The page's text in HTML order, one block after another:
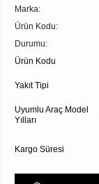
Marka:
Ürün Kodu:
Durumu:
Ürün Kodu
Yakıt Tipi
Uyumlu Araç Model
Yılları
Kargo Süresi